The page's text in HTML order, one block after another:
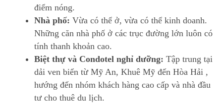
điểm nóng.
Nhà phố: Vừa có thể ở, vừa có thể kinh doanh.
Những căn nhà phố ở các trục đường lớn luôn có
tính thanh khoản cao.
Biệt thự và Condotel nghỉ dưỡng: Tập trung tại
dải ven biển từ Mỹ An, Khuê Mỹ đến Hòa Hải ,
hướng đến nhóm khách hàng cao cấp và nhà đầu
tư cho thuê du lịch.